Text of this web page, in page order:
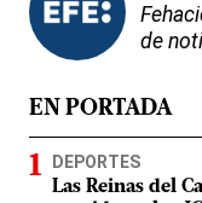
de
EN PORTADA
DEPORTES
Las Reinas del